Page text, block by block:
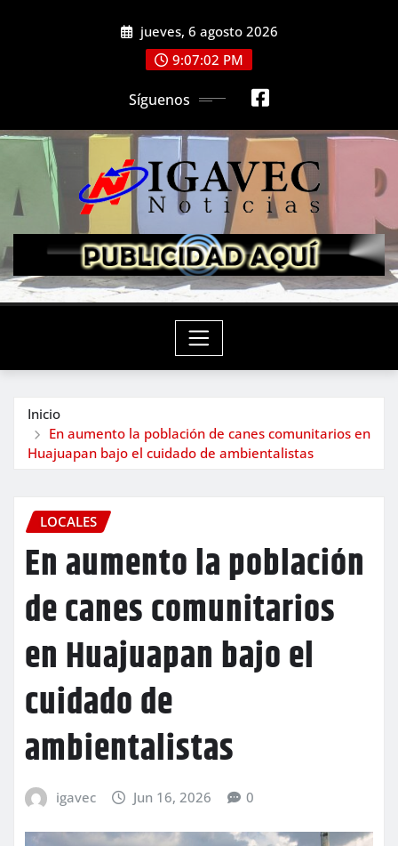
jueves, 6 agosto 2026
9:07:03 PM
Síguenos
Inicio
En aumento la población de canes comunitarios en
Huajuapan bajo el cuidado de ambientalistas
LOCALES
En aumento la población
de canes comunitarios
en Huajuapan bajo el
cuidado de
ambientalistas
igavec Jun 16, 2026 0